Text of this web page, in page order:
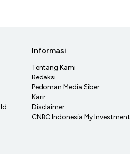
Informasi
Tentang Kami
Redaksi
Pedoman Media Siber
Karir
Disclaimer
CNBC Indonesia My Investment